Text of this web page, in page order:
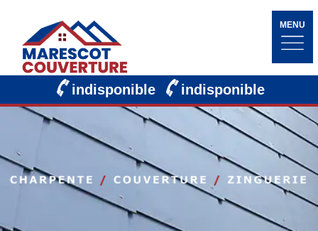
MENU
indisponible indisponible